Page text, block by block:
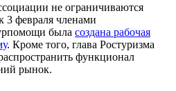
не ограничиваются
3 февраля членами
была создана рабочая
. Кроме того, глава Ростуризма
функционал
рынок.